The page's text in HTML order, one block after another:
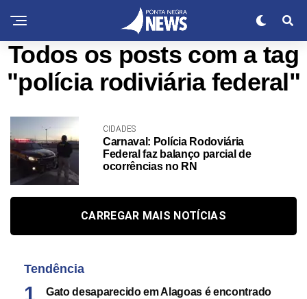
Todos os posts com a tag
"polícia rodiviária federal"
CIDADES
Carnaval: Polícia Rodoviária
Federal faz balanço parcial de
ocorrências no RN
CARREGAR MAIS NOTÍCIAS
Tendência
Gato desaparecido em Alagoas é encontrado